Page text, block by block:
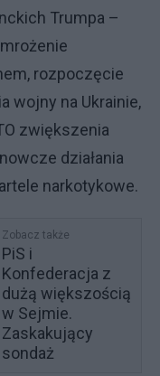
Trumpa –
rozpoczęcie
wojny na Ukrainie,
zwiększenia
działania
narkotykowe.
Zobacz także
PiS i
Konfederacja z
dużą większością
w Sejmie.
Zaskakujący
sondaż